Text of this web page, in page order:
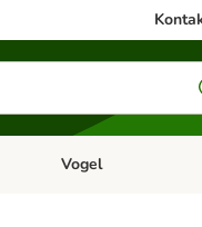
Zubehör
öffnen: Kleintier
Kategorie-Menü
Vogel